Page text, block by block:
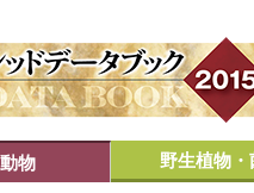
物 野生植物・